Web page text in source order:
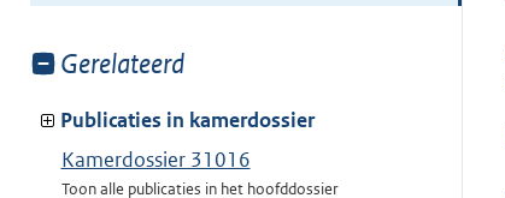
Toon
van:
Gerelateerd
Publicaties in kamerdossier
Kamerdossier 31016
Toon alle publicaties in het hoofddossier